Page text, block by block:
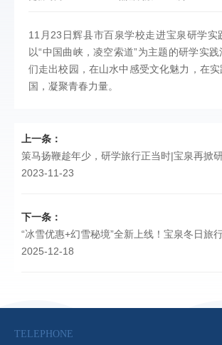
11月23日辉县市百泉学校走进宝泉研学实
以“中国曲峡，凌空索道”为主题的研学实
们走出校园，在山水中感受文化魅力，在
国，凝聚青春力量。
上一条：
策马扬鞭趁年少，研学旅行正当时|宝泉再掀
2023-11-23
下一条：
“冰雪优惠+幻雪秘境”全新上线！宝泉冬日旅
2025-12-18
TELEPHONE